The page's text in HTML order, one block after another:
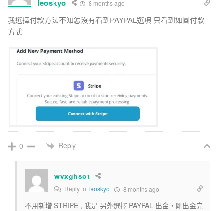
leoskyo 8 months ago
我選擇付款方法不知怎沒有看到PAYPAL選項 只看到如圖付款
方式
0 Reply
wvxghsot
Reply to leoskyo 8 months ago
不用新增 STRIPE , 我是 另外選擇 PAYPAL 出金，剛出金完